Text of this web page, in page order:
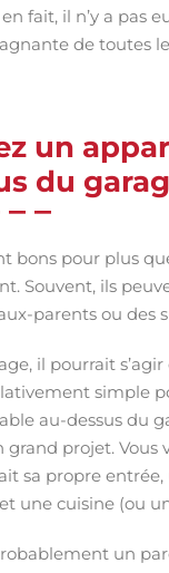
fait, il n’y a pas
de toutes
un
du
bons pour plus
Souvent, ils
parents ou des
il pourrait s’agir
simple
au-dessus du
grand projet. Vous
sa propre entrée,
une cuisine (ou
un